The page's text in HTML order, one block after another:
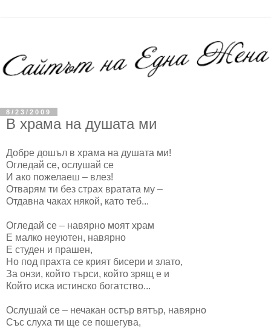
8/23/2009
В храма на душата ми
Добре дошъл в храма на душата ми!
Огледай се, ослушай се
И ако пожелаеш – влез!
Отварям ти без страх вратата му –
Отдавна чаках някой, като теб...
Огледай се – навярно моят храм
Е малко неуютен, навярно
Е студен и прашен,
Но под прахта се крият бисери и злато,
За онзи, който търси, който зрящ е и
Който иска истинско богатство...
Ослушай се – нечакан остър вятър, навярно
Със слуха ти ще се пошегува,